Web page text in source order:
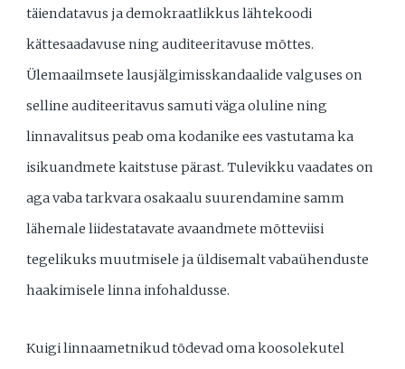
täiendatavus ja demokraatlikkus lähtekoodi
kättesaadavuse ning auditeeritavuse mõttes.
Ülemaailmsete lausjälgimisskandaalide valguses on
selline auditeeritavus samuti väga oluline ning
linnavalitsus peab oma kodanike ees vastutama ka
isikuandmete kaitstuse pärast. Tulevikku vaadates on
aga vaba tarkvara osakaalu suurendamine samm
lähemale liidestatavate avaandmete mõtteviisi
tegelikuks muutmisele ja üldisemalt vabaühenduste
haakimisele linna infohaldusse.
Kuigi linnaametnikud tõdevad oma koosolekutel